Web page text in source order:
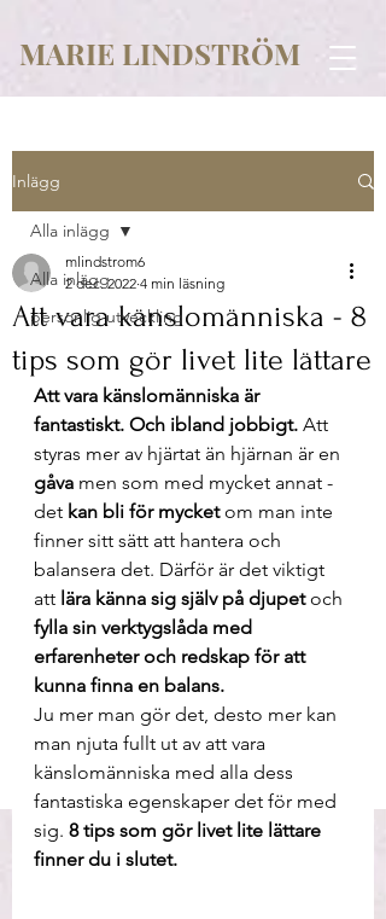
MARIE LINDSTRÖM
Inlägg
Alla inlägg
personlig utveckling
Alla inlägg
Att vara känslomänniska - 8
tips som gör livet lite lättare
mlindstrom6
2 dec. 2022 4 min läsning
Att vara känslomänniska är
fantastiskt. Och ibland jobbigt. Att
styras mer av hjärtat än hjärnan är en
gåva men som med mycket annat -
det kan bli för mycket om man inte
finner sitt sätt att hantera och
balansera det. Därför är det viktigt
att lära känna sig själv på djupet och
fylla sin verktygslåda med
erfarenheter och redskap för att
kunna finna en balans.
Ju mer man gör det, desto mer kan
man njuta fullt ut av att vara
känslomänniska med alla dess
fantastiska egenskaper det för med
sig. 8 tips som gör livet lite lättare
finner du i slutet.